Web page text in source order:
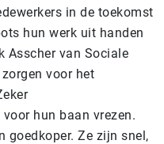
in de toekomst
hun werk uit handen
Asscher van Sociale
voor het
hun baan vrezen.
goedkoper. Ze zijn snel,